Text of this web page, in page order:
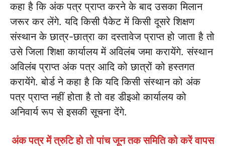
कहा है कि अंक पत्र प्राप्त करने के बाद उसका मिलान
जरूर कर लेंगे. यदि किसी पैकेट में किसी दूसरे शिक्षण
संस्थान के छात्र-छात्रा का दस्तावेज प्राप्त हो जाता है तो
उसे जिला शिक्षा कार्यालय में अविलंब जमा करायेंगे. संस्थान
अविलंब प्राप्त अंक पत्र आदि को छात्रों को हस्तगत
करायेंगे. बोर्ड ने कहा है कि यदि किसी संस्थान को अंक
पत्र प्राप्त नहीं होता है तो वह डीइओ कार्यालय को
अनिवार्य रूप से इसकी सूचना देंगे.
अंक पत्र में त्रुटि हो तो पांच जून तक समिति को करें वापस